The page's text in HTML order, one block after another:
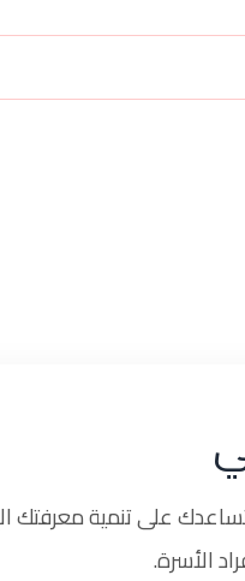
على تنمية معرفتك
الأسرة.